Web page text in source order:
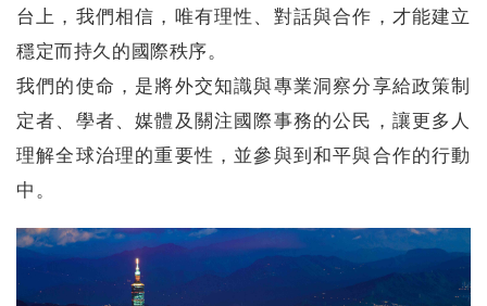
台上，我們相信，唯有理性、對話與合作，才能建立
穩定而持久的國際秩序。
我們的使命，是將外交知識與專業洞察分享給政策制
定者、學者、媒體及關注國際事務的公民，讓更多人
理解全球治理的重要性，並參與到和平與合作的行動
中。